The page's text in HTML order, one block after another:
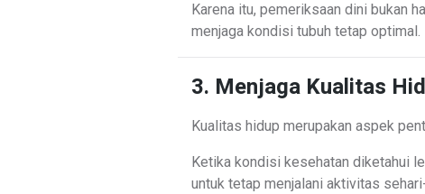
Karena itu, pemeriksaan dini bukan
menjaga kondisi tubuh tetap optimal.
3. Menjaga Kualitas
Kualitas hidup merupakan aspek
Ketika kondisi kesehatan diketahui
untuk tetap menjalani aktivitas